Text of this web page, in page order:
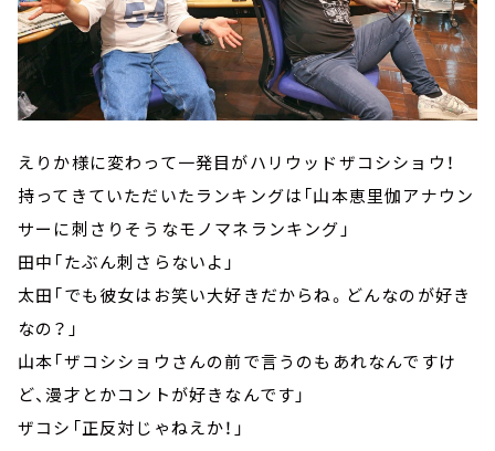
えりか様に変わって一発目がハリウッドザコシショウ！
持ってきていただいたランキングは「山本恵里伽アナウン
サーに刺さりそうなモノマネランキング」
田中「たぶん刺さらないよ」
太田「でも彼女はお笑い大好きだからね。どんなのが好き
なの？」
山本「ザコシショウさんの前で言うのもあれなんですけ
ど、漫才とかコントが好きなんです」
ザコシ「正反対じゃねえか！」